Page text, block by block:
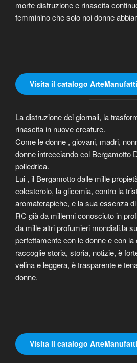
morte distruzione e rinascita
femminino che solo noi donne
Visita il catalogo ArteManufatti
La distruzione dei giornali, la
rinascita in nuove creature.
Come le donne , giovani, madri,
donne intrecciando col Bergamotto
poliedrica.
Lui , il Bergamotto dalle mille
colesterolo, la glicemia, contro la
aromaterapiche, e la sua essenza
RC già da millenni conosciuto in
da mille altri profumieri mondiali.la
perfettamente con le donne e con la
raccoglie storia, storia, notizie, è
velina e leggera, è trasparente e
donne.
Visita il catalogo ArteManufatti